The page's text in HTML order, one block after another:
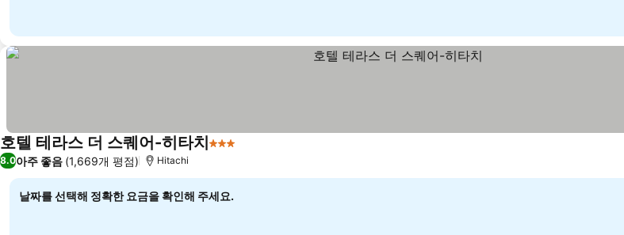
호텔 테라스 더 스퀘어-히타치3 성급
8.0아주 좋음 (1,669개 평점) Hitachi
날짜를 선택해 정확한 요금을 확인해 주세요.